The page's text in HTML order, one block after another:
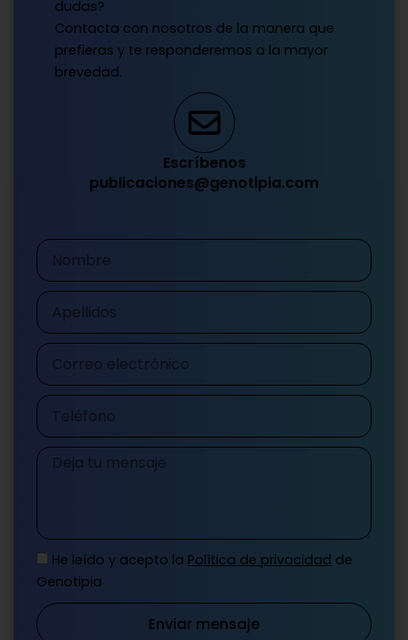
dudas?
Contacta con nosotros de la manera que
prefieras y te responderemos a la mayor
brevedad.
Escríbenos
publicaciones@genotipia.com
Nombre
Apellidos
Correo
electrónico
Teléfono
Mensaje
He leído y acepto la Política de privacidad de
Genotipia
Enviar mensaje